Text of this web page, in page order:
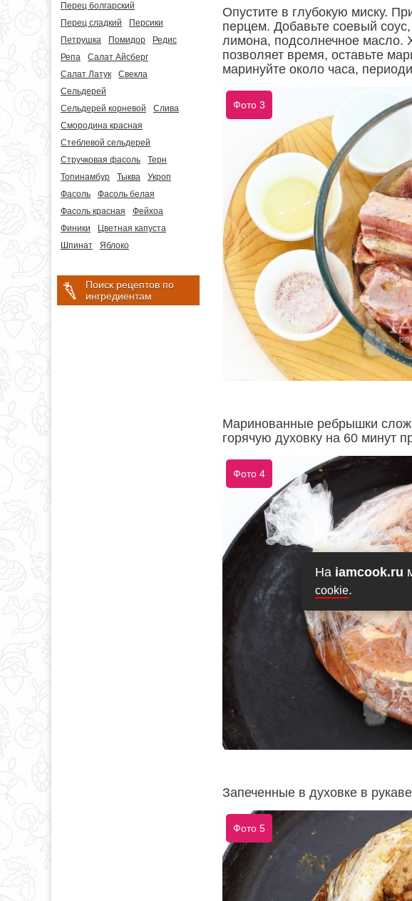
На iamcook.ru
cookie.
Перец болгарский
Перец сладкий
Персики
Петрушка
Помидор
Редис
Репа
Салат Айсберг
Салат Латук
Свекла
Сельдерей
Сельдерей корневой
Слива
Смородина красная
Стеблевой сельдерей
Стручковая фасоль
Терн
Топинамбур
Тыква
Укроп
Фасоль
Фасоль белая
Фасоль красная
Фейхоа
Финики
Цветная капуста
Шпинат
Яблоко
Поиск рецептов по
ингредиентам
Опустите в глубокую миску.
перцем. Добавьте соевый
лимона, подсолнечное масло.
позволяет время, оставьте
маринуйте около часа,
Фото 3
Маринованные ребрышки
горячую духовку на 60 минут
Фото 4
Запеченные в духовке в
Фото 5